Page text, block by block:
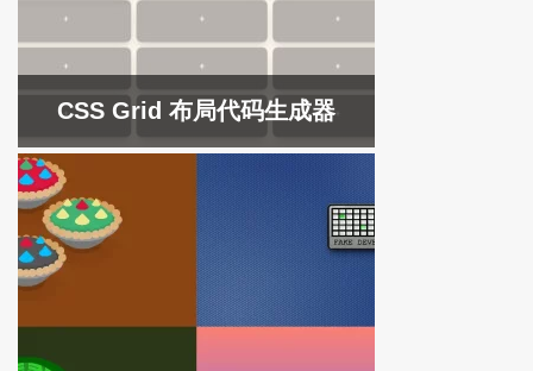
CSS Grid 布局代码生成器